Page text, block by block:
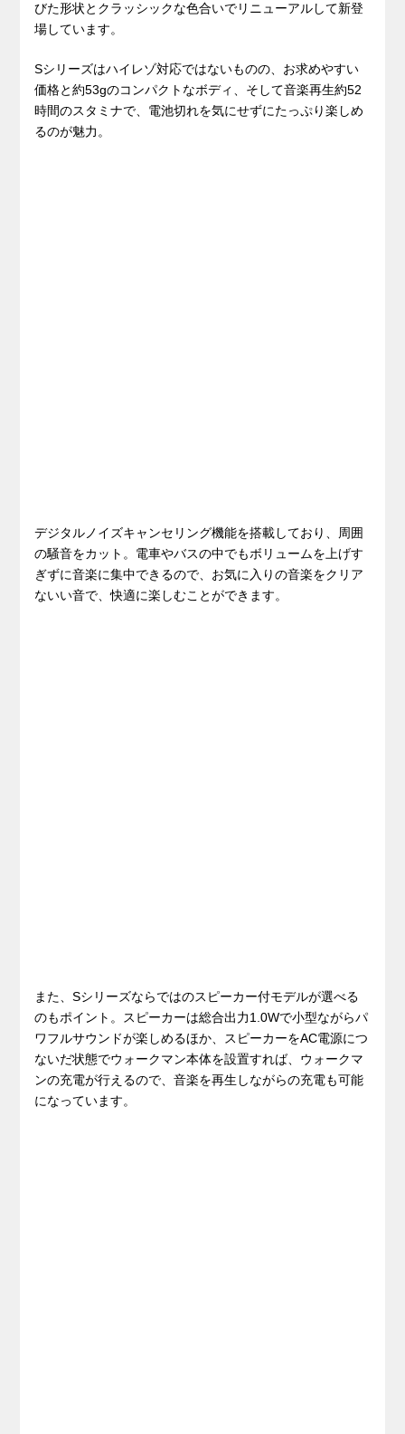
びた形状とクラッシックな色合いでリニューアルして新登
場しています。
Sシリーズはハイレゾ対応ではないものの、お求めやすい
価格と約53gのコンパクトなボディ、そして音楽再生約52
時間のスタミナで、電池切れを気にせずにたっぷり楽しめ
るのが魅力。
デジタルノイズキャンセリング機能を搭載しており、周囲
の騒音をカット。電車やバスの中でもボリュームを上げす
ぎずに音楽に集中できるので、お気に入りの音楽をクリア
ないい音で、快適に楽しむことができます。
また、Sシリーズならではのスピーカー付モデルが選べる
のもポイント。スピーカーは総合出力1.0Wで小型ながらパ
ワフルサウンドが楽しめるほか、スピーカーをAC電源につ
ないだ状態でウォークマン本体を設置すれば、ウォークマ
ンの充電が行えるので、音楽を再生しながらの充電も可能
になっています。